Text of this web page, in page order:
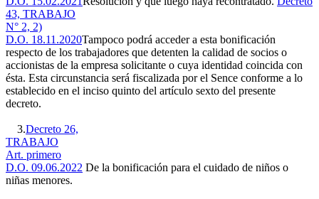
43, TRABAJO
N° 2, 2)
D.O. 18.11.2020Tampoco podrá acceder a esta bonificación
respecto de los trabajadores que detenten la calidad de socios o
accionistas de la empresa solicitante o cuya identidad coincida con
ésta. Esta circunstancia será fiscalizada por el Sence conforme a lo
establecido en el inciso quinto del artículo sexto del presente
decreto.
3.Decreto 26,
TRABAJO
Art. primero
D.O. 09.06.2022 De la bonificación para el cuidado de niños o
niñas menores.